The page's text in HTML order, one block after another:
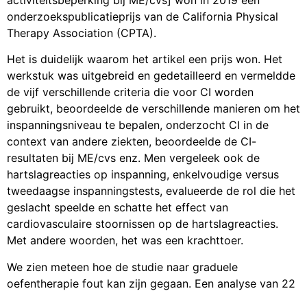
onderzoekspublicatieprijs van de California Physical
Therapy Association (CPTA).
Het is duidelijk waarom het artikel een prijs won. Het
werkstuk was uitgebreid en gedetailleerd en vermeldde
de vijf verschillende criteria die voor CI worden
gebruikt, beoordeelde de verschillende manieren om het
inspanningsniveau te bepalen, onderzocht CI in de
context van andere ziekten, beoordeelde de CI-
resultaten bij ME/cvs enz. Men vergeleek ook de
hartslagreacties op inspanning, enkelvoudige versus
tweedaagse inspanningstests, evalueerde de rol die het
geslacht speelde en schatte het effect van
cardiovasculaire stoornissen op de hartslagreacties.
Met andere woorden, het was een krachttoer.
We zien meteen hoe de studie naar graduele
oefentherapie fout kan zijn gegaan. Een analyse van 22